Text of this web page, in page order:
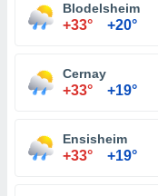
Blodelsheim
+33° +20°
Cernay
+33° +19°
Ensisheim
+33° +19°